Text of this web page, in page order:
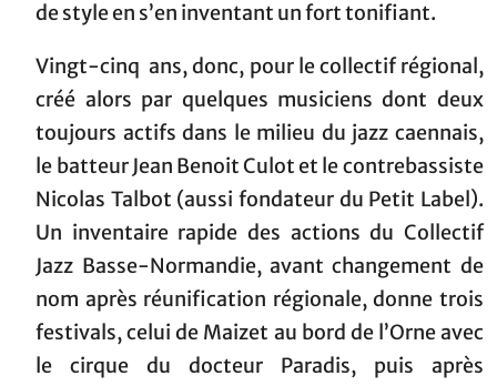
de style en s’en inventant un fort tonifiant.
Vingt-cinq ans, donc, pour le collectif régional,
créé alors par quelques musiciens dont deux
toujours actifs dans le milieu du jazz caennais,
le batteur Jean Benoit Culot et le contrebassiste
Nicolas Talbot (aussi fondateur du Petit Label).
Un inventaire rapide des actions du Collectif
Jazz Basse-Normandie, avant changement de
nom après réunification régionale, donne trois
festivals, celui de Maizet au bord de l’Orne avec
le cirque du docteur Paradis, puis après